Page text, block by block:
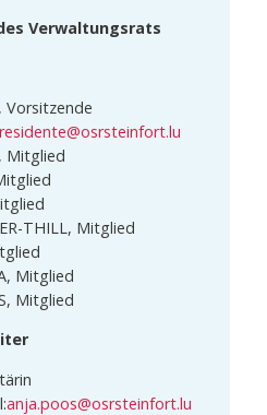
Verwaltungsrats
Vorsitzende
Mitglied
THILL, Mitglied
Mitglied
Mitglied
anja.poos@osrsteinfort.lu